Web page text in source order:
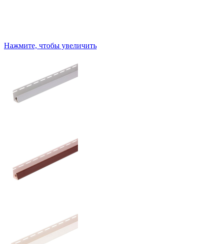
Нажмите, чтобы увеличить